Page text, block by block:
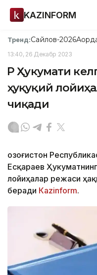
KAZINFORM
Тренд:Сайлов-2026
13:40, 26 Декабр 2023
ҚР Ҳукумати
ҳуқуқий
чиқади
Қозоғистон
Есқараев
лойиҳалар режаси
беради Кazinform.